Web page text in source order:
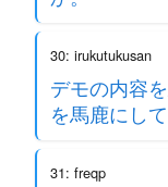
30: irukutukusan
デモの内容
を馬鹿にし
31: freqp